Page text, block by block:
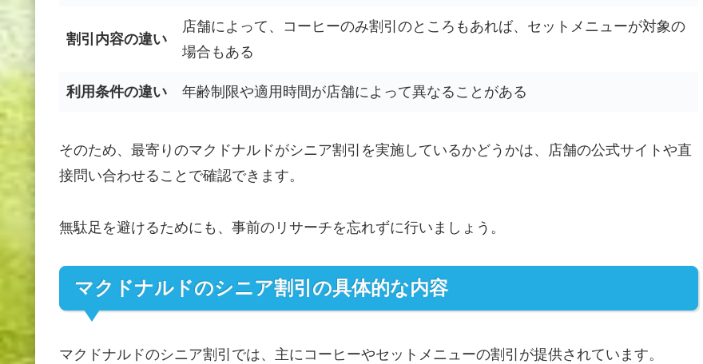
割引内容の違い
店舗によって、コーヒーのみ割引のところもあれば、セットメニューが対象の
場合もある
利用条件の違い 年齢制限や適用時間が店舗によって異なることがある
そのため、最寄りのマクドナルドがシニア割引を実施しているかどうかは、店舗の公式サイトや直
接問い合わせることで確認できます。
無駄足を避けるためにも、事前のリサーチを忘れずに行いましょう。
マクドナルドのシニア割引の具体的な内容
マクドナルドのシニア割引では、主にコーヒーやセットメニューの割引が提供されています。